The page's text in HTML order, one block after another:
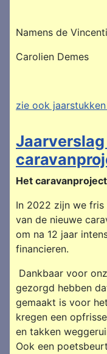
Namens de
Carolien Demes
zie ook
Het
In 2022 zijn we
van de nieuwe
om na 12 jaar
financieren.
Dankbaar voor
gezorgd hebben
gemaakt is voor
kregen een
en takken
Ook een